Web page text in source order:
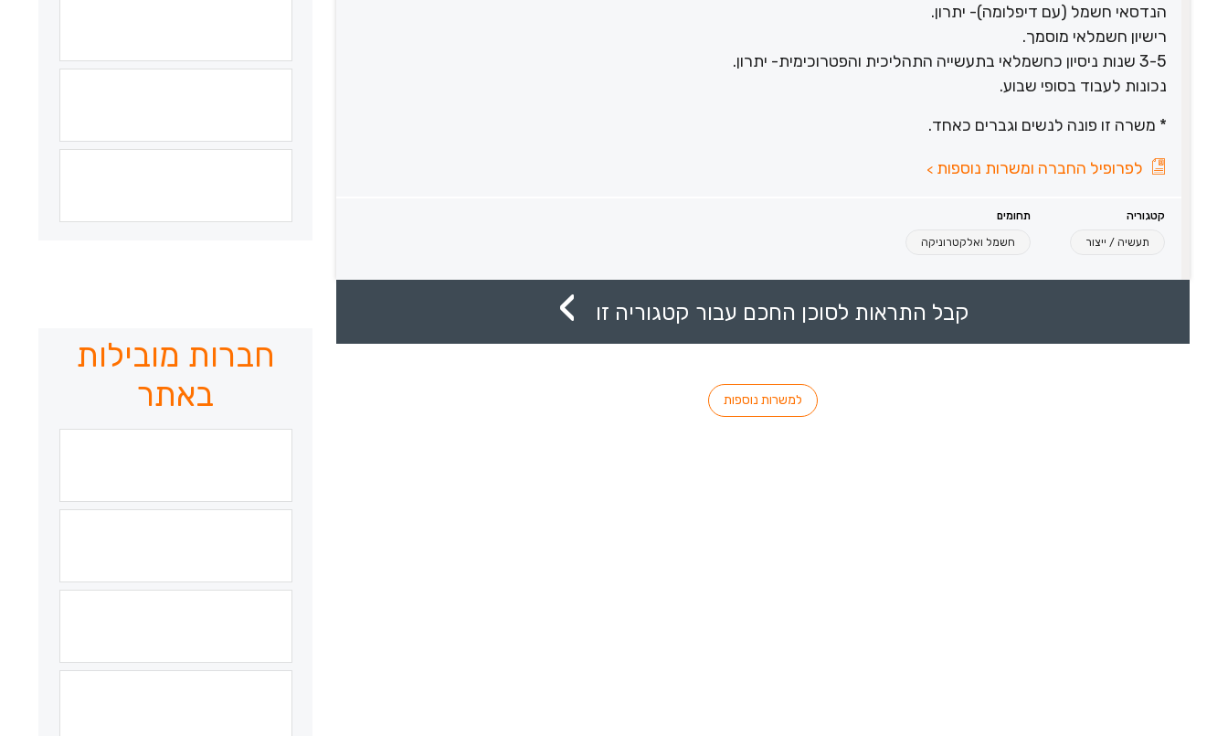
הנדסאי חשמל (עם דיפלומה)- יתרון.
רישיון חשמלאי מוסמך.
3-5 שנות ניסיון כחשמלאי בתעשייה התהליכית והפטרוכימית- יתרון.
נכונות לעבוד בסופי שבוע.
* משרה זו פונה לנשים וגברים כאחד.
לפרופיל החברה ומשרות נוספות >
קטגוריה תחומים
תעשיה / ייצור חשמל ואלקטרוניקה
קבל התראות לסוכן החכם עבור קטגוריה זו
למשרות נוספות
חברות מובילות
באתר